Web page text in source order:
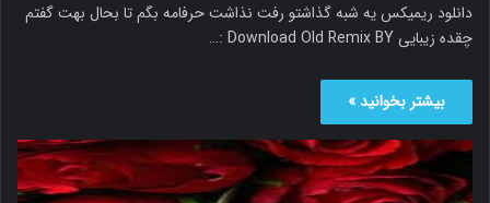
دانلود ریمیکس یه شبه گذاشتو رفت نذاشت حرفامه بگم تا بحال بهت گفتم
چقده زیبایی Download Old Remix BY :…
بیشتر بخوانید »